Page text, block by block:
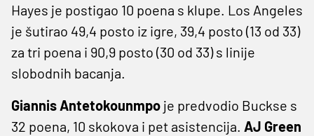
Hayes je postigao 10 poena s klupe. Los Angeles
je šutirao 49,4 posto iz igre, 39,4 posto (13 od 33)
za tri poena i 90,9 posto (30 od 33) s linije
slobodnih bacanja.
Giannis Antetokounmpo je predvodio Buckse s
32 poena, 10 skokova i pet asistencija. AJ Green